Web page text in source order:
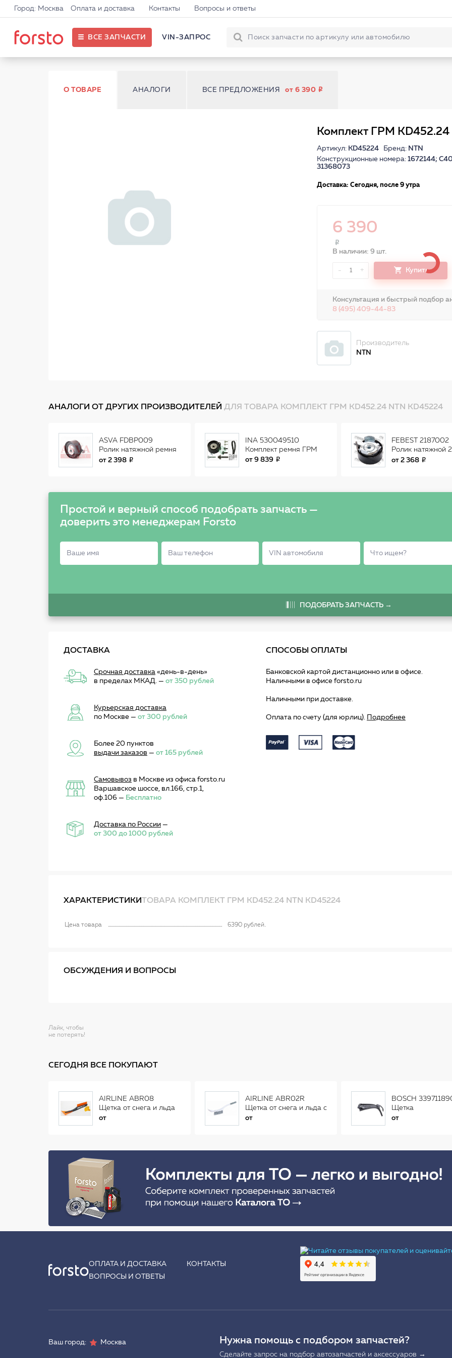
Город: Москва Оплата и доставка Контакты Вопросы и ответы
ВСЕ ЗАПЧАСТИ VIN-ЗАПРОС
О ТОВАРЕ АНАЛОГИ ВСЕ ПРЕДЛОЖЕНИЯ от 6 390
Комплект ГРМ KD452.24
Артикул: KD45224 Бренд: NTN
Конструкционные номера: 1672144;
31368073
Доставка: Сегодня, после 9 утра
6 390
В наличии: 9 шт.
- 1 + Купить
Консультация и быстрый подбор
8 (495) 409-44-83
Производитель
NTN
АНАЛОГИ ОТ ДРУГИХ ПРОИЗВОДИТЕЛЕЙ ДЛЯ ТОВАРА КОМПЛЕКТ ГРМ KD452.24 NTN KD45224
ASVA FDBP009
Ролик натяжной ремня
ГРМ
от 2 398
INA 530049510
Комплект ремня ГРМ
от 9 839
FEBEST 2187002
Ролик натяжной
002
от 2 368
Простой и верный способ подобрать запчасть —
доверить это менеджерам Forsto
ПОДОБРАТЬ ЗАПЧАСТЬ →
ДОСТАВКА
Срочная доставка «день-в-день»
в пределах МКАД. — от 350 рублей
Курьерская доставка
по Москве — от 300 рублей
Более 20 пунктов
выдачи заказов — от 165 рублей
Самовывоз в Москве из офиса forsto.ru
Варшавское шоссе, вл.166, стр.1,
оф.106 — Бесплатно
Доставка по России —
от 300 до 1000 рублей
СПОСОБЫ ОПЛАТЫ
Банковской картой дистанционно или в офисе.
Наличными в офисе forsto.ru
Наличными при доставке.
Оплата по счету (для юрлиц). Подробнее
ХАРАКТЕРИСТИКИТОВАРА КОМПЛЕКТ ГРМ KD452.24 NTN KD45224
Цена товара 6390 рублей
ОБСУЖДЕНИЯ И ВОПРОСЫ
Лайк, чтобы
не потерять!
СЕГОДНЯ ВСЕ ПОКУПАЮТ
AIRLINE ABR08
Щетка от снега и льда
(34 см)
от
AIRLINE ABR02R
Щетка от снега и льда с
распушенной щетиной
от
BOSCH
Щетка
стеклоочистителя
от
ОПЛАТА И ДОСТАВКА
КОНТАКТЫ
ВОПРОСЫ И ОТВЕТЫ
Ваш город: Москва Нужна помощь с подбором запчастей?
Сделайте запрос на подбор автозапчастей и аксессуаров →